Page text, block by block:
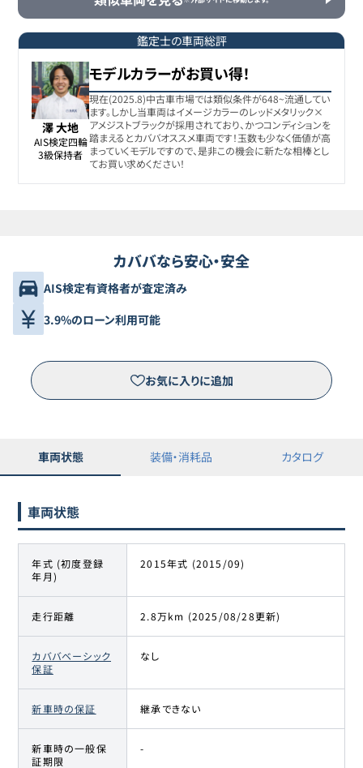
鑑定士の車両総評
澤 大地
AIS検定四輪
3級保持者
モデルカラーがお買い得！
現在(2025.8)中古車市場では類似条件が648~流通してい
ます。しかし当車両はイメージカラーのレッドメタリック×
アメジストブラックが採用されており、かつコンディションを
踏まえるとカババオススメ車両です！玉数も少なく価値が高
まっていくモデルですので、是非この機会に新たな相棒とし
てお買い求めください！
カババなら安心・安全
AIS検定有資格者が査定済み
3.9%のローン利用可能
お気に入りに追加
車両状態 装備・消耗品 カタログ
車両状態
年式 (初度登録
年月)
2015年式 (2015/09)
走行距離 2.8万km (2025/08/28更新)
カババベーシック
保証
なし
新車時の保証 継承できない
新車時の一般保
証期限
-